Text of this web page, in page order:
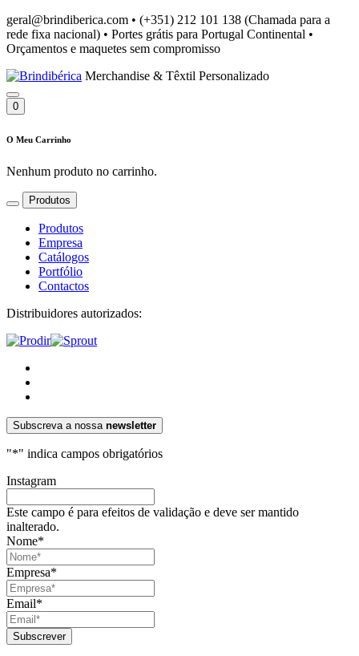
geral@brindiberica.com • (+351) 212 101 138 (Chamada para a
rede fixa nacional) • Portes grátis para Portugal Continental •
Orçamentos e maquetes sem compromisso
Merchandise & Têxtil Personalizado
0
O Meu Carrinho
Nenhum produto no carrinho.
Produtos
Produtos
Empresa
Catálogos
Portfólio
Contactos
Distribuidores autorizados:
Subscreva a nossa newsletter
"*" indica campos obrigatórios
Instagram
Este campo é para efeitos de validação e deve ser mantido
inalterado.
Nome*
Empresa*
Email*